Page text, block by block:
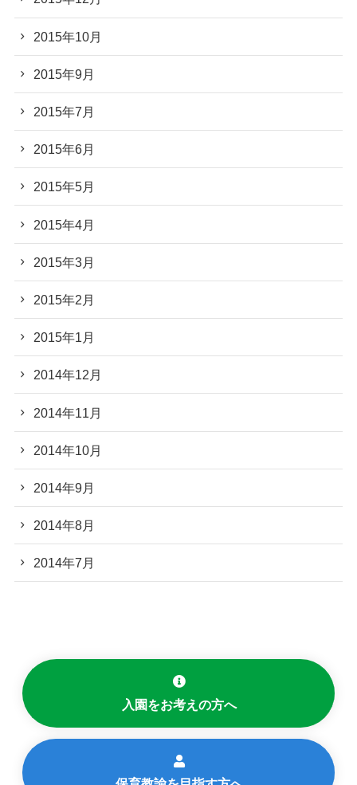
2015年10月
2015年9月
2015年7月
2015年6月
2015年5月
2015年4月
2015年3月
2015年2月
2015年1月
2014年12月
2014年11月
2014年10月
2014年9月
2014年8月
2014年7月
入園をお考えの方へ